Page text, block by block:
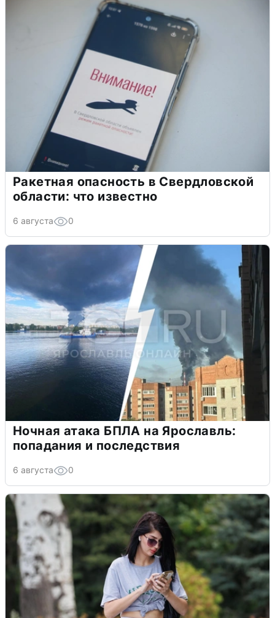
Ракетная опасность в Свердловской
области: что известно
6 августа 0
Ночная атака БПЛА на Ярославль:
попадания и последствия
6 августа 0